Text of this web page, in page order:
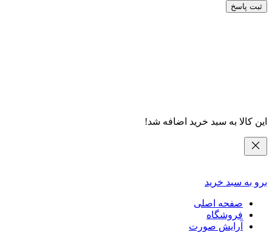
ثبت پاسخ
این کالا به سبد خرید اضافه شد!
برو به سبد خرید
صفحه اصلی
فروشگاه
آرایش صورت